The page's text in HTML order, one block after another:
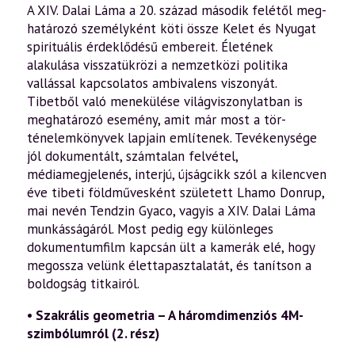
A XIV. Dalai Láma a 20. század második felétől meg­
határozó személyként köti össze Kelet és Nyugat
spirituális érdeklődésű embereit. Életének
alakulása visszatükrözi a nemzetközi politika
vallással kapcsolatos ambivalens viszonyát.
Tibetből való menekülése világviszonylatban is
meghatározó esemény, amit már most a tör­
ténelemkönyvek lapjain említenek. Tevékenysége
jól do­kumentált, számtalan felvétel,
médiamegjelenés, interjú, újságcikk szól a kilencven
éve tibeti földművesként szü­letett Lhamo Donrup,
mai nevén Tendzin Gyaco, vagyis a XIV. Dalai Láma
munkásságáról. Most pedig egy különleges
dokumentumfilm kapcsán ült a kamerák elé, hogy
megossza velünk élettapasztalatát, és tanítson a
boldogság titkairól.
• Szakrális geometria – A háromdimenziós 4M-
szimbólumról (2. rész)